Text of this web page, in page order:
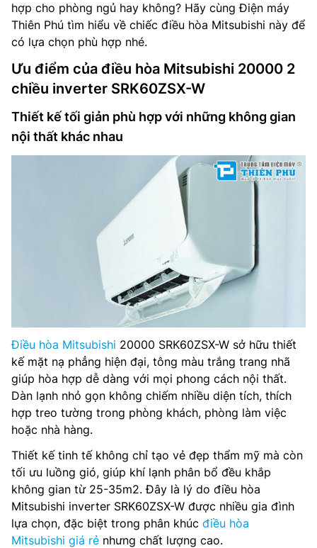
hợp cho phòng ngủ hay không? Hãy cùng Điện máy
Thiên Phú tìm hiểu về chiếc điều hòa Mitsubishi này để
có lựa chọn phù hợp nhé.
Ưu điểm của điều hòa Mitsubishi 20000 2
chiều inverter SRK60ZSX-W
Thiết kế tối giản phù hợp với những không gian
nội thất khác nhau
Điều hòa Mitsubishi 20000 SRK60ZSX-W sở hữu thiết
kế mặt nạ phẳng hiện đại, tông màu trắng trang nhã
giúp hòa hợp dễ dàng với mọi phong cách nội thất.
Dàn lạnh nhỏ gọn không chiếm nhiều diện tích, thích
hợp treo tường trong phòng khách, phòng làm việc
hoặc nhà hàng.
Thiết kế tinh tế không chỉ tạo vẻ đẹp thẩm mỹ mà còn
tối ưu luồng gió, giúp khí lạnh phân bổ đều khắp
không gian từ 25-35m2. Đây là lý do điều hòa
Mitsubishi inverter SRK60ZSX-W được nhiều gia đình
lựa chọn, đặc biệt trong phân khúc điều hòa
Mitsubishi giá rẻ nhưng chất lượng cao.